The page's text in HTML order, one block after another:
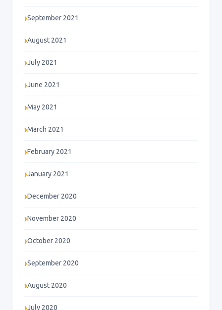
September 2021
August 2021
July 2021
June 2021
May 2021
March 2021
February 2021
January 2021
December 2020
November 2020
October 2020
September 2020
August 2020
July 2020